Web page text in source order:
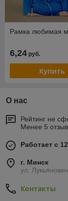
Рамка любимая
6,24 руб.
Купить
О нас
Рейтинг не
Менее 5
Работает с
г. Минск
ул.
Контакты